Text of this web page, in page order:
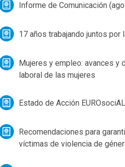
Informe de Comunicación
17 años trabajando juntos por
Mujeres y empleo: avances
laboral de las mujeres
Estado de Acción
Recomendaciones para
víctimas de violencia de